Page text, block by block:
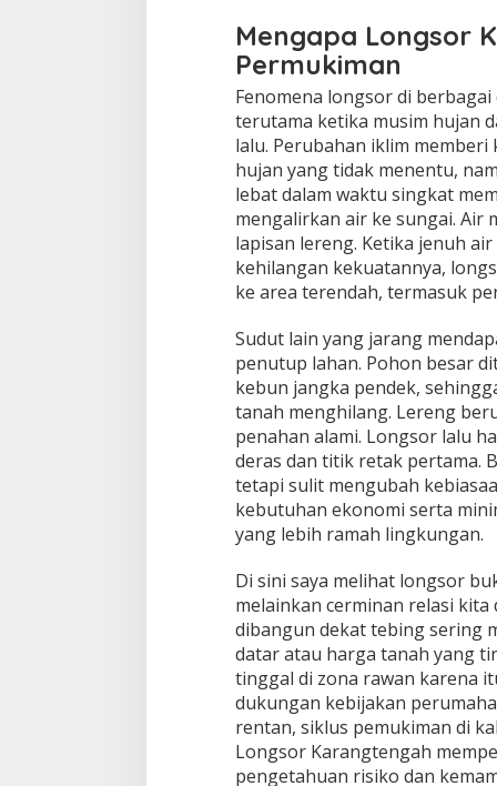
Mengapa Longsor
Permukiman
Fenomena longsor di
terutama ketika musim hujan
lalu. Perubahan iklim
hujan yang tidak menentu,
lebat dalam waktu singkat
mengalirkan air ke sungai. Air
lapisan lereng. Ketika jenuh
kehilangan kekuatannya,
ke area terendah, termasuk
Sudut lain yang jarang
penutup lahan. Pohon besar
kebun jangka pendek,
tanah menghilang. Lereng
penahan alami. Longsor lalu
deras dan titik retak pertama.
tetapi sulit mengubah
kebutuhan ekonomi serta
yang lebih ramah lingkungan.
Di sini saya melihat longsor
melainkan cerminan relasi kita
dibangun dekat tebing sering
datar atau harga tanah yang
tinggal di zona rawan karena
dukungan kebijakan
rentan, siklus pemukiman di
Longsor Karangtengah
pengetahuan risiko dan